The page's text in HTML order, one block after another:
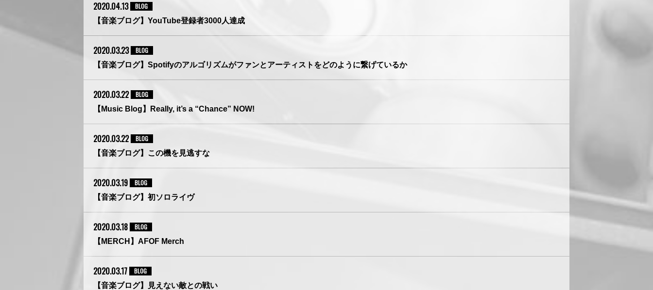
2020.04.13
BLOG
【音楽ブログ】YouTube登録者3000人達成
2020.03.23
BLOG
【音楽ブログ】Spotifyのアルゴリズムがファンとアーティストをどのように繋げているか
2020.03.22
BLOG
【Music Blog】Really, it’s a “Chance” NOW!
2020.03.22
BLOG
【音楽ブログ】この機を見逃すな
2020.03.19
BLOG
【音楽ブログ】初ソロライヴ
2020.03.18
BLOG
【MERCH】AFOF Merch
2020.03.17
BLOG
【音楽ブログ】見えない敵との戦い